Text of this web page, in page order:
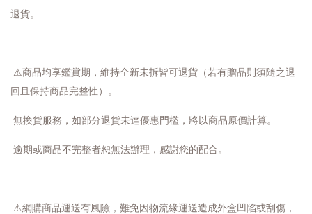
退貨。
⚠商品均享鑑賞期，維持全新未拆皆可退貨（若有贈品則須隨之退
回且保持商品完整性）。
無換貨服務，如部分退貨未達優惠門檻，將以商品原價計算。
逾期或商品不完整者恕無法辦理，感謝您的配合。
⚠網購商品運送有風險，難免因物流緣運送造成外盒凹陷或刮傷，